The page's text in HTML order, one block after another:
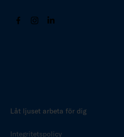
Låt ljuset arbeta för dig
Integritetspolicy